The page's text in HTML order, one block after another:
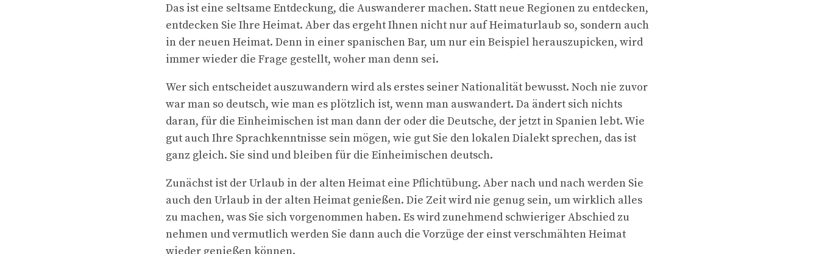
Das ist eine seltsame Entdeckung, die Auswanderer machen. Statt neue Regionen zu entdecken,
entdecken Sie Ihre Heimat. Aber das ergeht Ihnen nicht nur auf Heimaturlaub so, sondern auch
in der neuen Heimat. Denn in einer spanischen Bar, um nur ein Beispiel herauszupicken, wird
immer wieder die Frage gestellt, woher man denn sei.
Wer sich entscheidet auszuwandern wird als erstes seiner Nationalität bewusst. Noch nie zuvor
war man so deutsch, wie man es plötzlich ist, wenn man auswandert. Da ändert sich nichts
daran, für die Einheimischen ist man dann der oder die Deutsche, der jetzt in Spanien lebt. Wie
gut auch Ihre Sprachkenntnisse sein mögen, wie gut Sie den lokalen Dialekt sprechen, das ist
ganz gleich. Sie sind und bleiben für die Einheimischen deutsch.
Zunächst ist der Urlaub in der alten Heimat eine Pflichtübung. Aber nach und nach werden Sie
auch den Urlaub in der alten Heimat genießen. Die Zeit wird nie genug sein, um wirklich alles
zu machen, was Sie sich vorgenommen haben. Es wird zunehmend schwieriger Abschied zu
nehmen und vermutlich werden Sie dann auch die Vorzüge der einst verschmähten Heimat
wieder genießen können.